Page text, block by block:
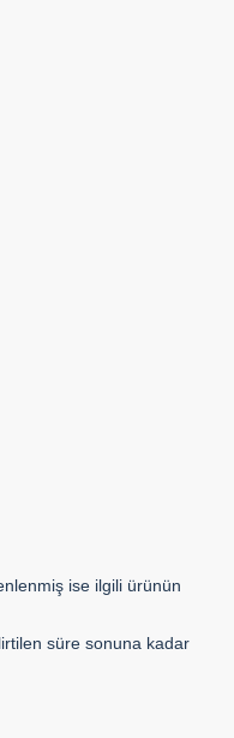
ise ilgili ürünün
süre sonuna kadar